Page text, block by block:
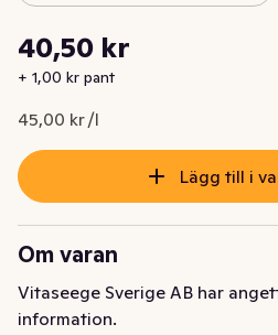
Nuvarande pris är: 40,50 kr
40,50 kr
+ 1,00 kr pant
45,00 kr /l
Styckpris: 45,00 kr /l
Lägg till i
Om varan
Vitaseege Sverige AB har
information.